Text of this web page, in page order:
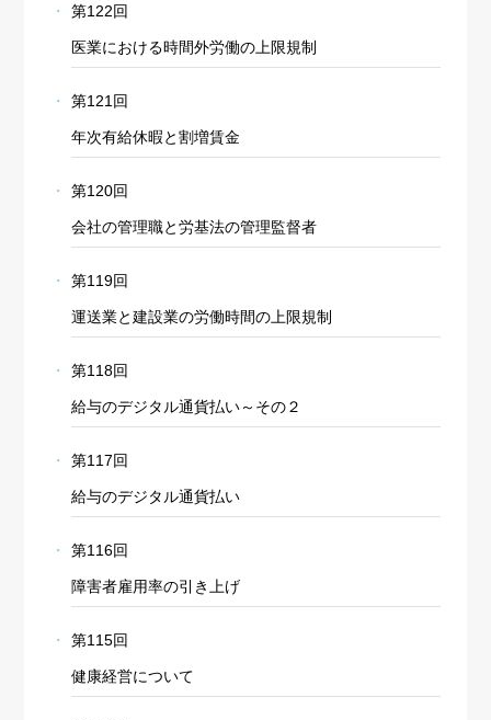
第122回
医業における時間外労働の上限規制
第121回
年次有給休暇と割増賃金
第120回
会社の管理職と労基法の管理監督者
第119回
運送業と建設業の労働時間の上限規制
第118回
給与のデジタル通貨払い～その２
第117回
給与のデジタル通貨払い
第116回
障害者雇用率の引き上げ
第115回
健康経営について